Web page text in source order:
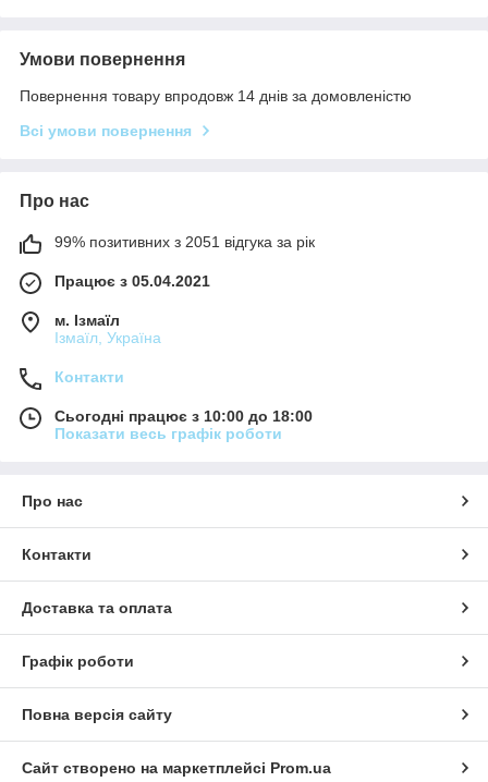
Умови повернення
Повернення товару впродовж 14 днів за домовленістю
Всі умови повернення
Про нас
99% позитивних з 2051 відгука за рік
Працює з 05.04.2021
м. Ізмаїл
Ізмаїл, Україна
Контакти
Сьогодні працює з 10:00 до 18:00
Показати весь графік роботи
Про нас
Контакти
Доставка та оплата
Графік роботи
Повна версія сайту
Сайт створено на маркетплейсі Prom.ua